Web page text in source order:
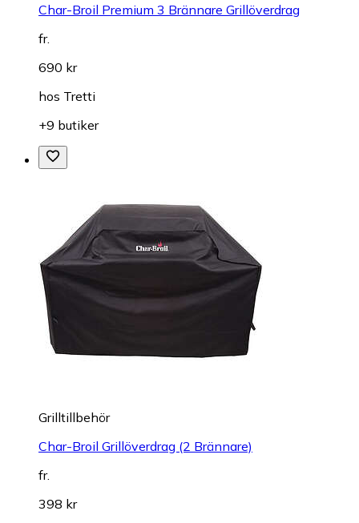
Char-Broil Premium 3 Brännare Grillöverdrag
fr.
690 kr
hos Tretti
+9 butiker
Grilltillbehör
Char-Broil Grillöverdrag (2 Brännare)
fr.
398 kr